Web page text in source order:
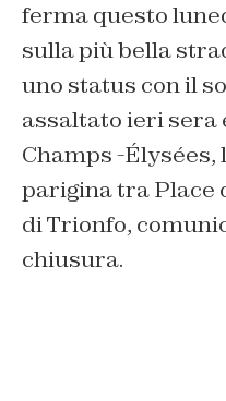
ferma questo
sulla più bella
uno status con il
assaltato ieri sera
Champs -Élysées,
parigina tra Place
di Trionfo,
chiusura.